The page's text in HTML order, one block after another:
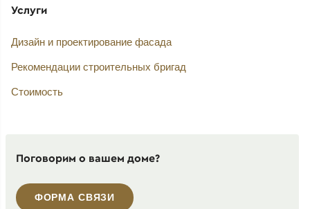
Услуги
Дизайн и проектирование фасада
Рекомендации строительных бригад
Стоимость
Поговорим о вашем доме?
ФОРМА СВЯЗИ